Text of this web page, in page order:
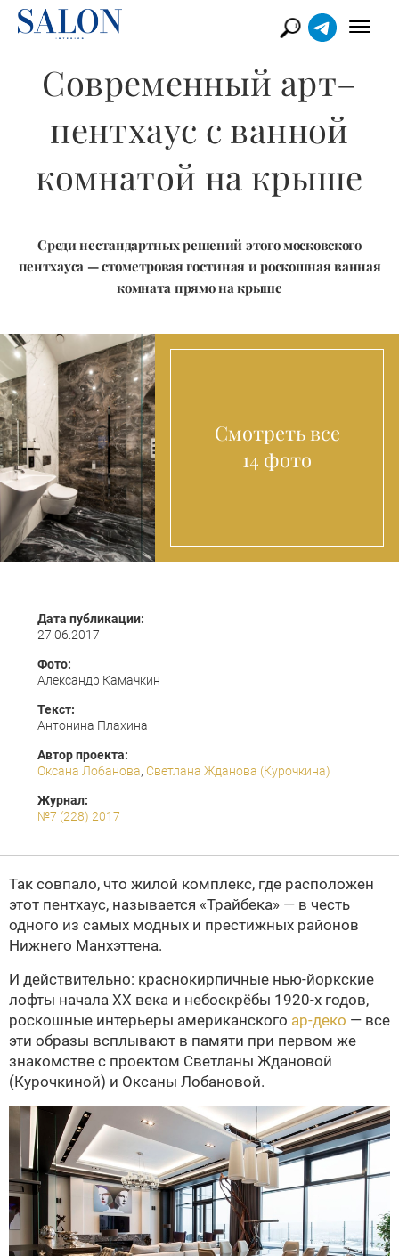
Современный арт–
пентхаус с ванной
комнатой на крыше
Среди нестандартных решений этого московского
пентхауса — стометровая гостиная и роскошная ванная
комната прямо на крыше
Смотреть все
14 фото
Дата публикации:
27.06.2017
Фото:
Александр Камачкин
Текст:
Антонина Плахина
Автор проекта:
Оксана Лобанова, Светлана Жданова (Курочкина)
Журнал:
№7 (228) 2017
Так совпало, что жилой комплекс, где расположен
этот пентхаус, называется «Трайбека» — в честь
одного из самых модных и престижных районов
Нижнего Манхэттена.
И действительно: краснокирпичные нью-йоркские
лофты начала ХХ века и небоскрёбы 1920-х годов,
роскошные интерьеры американского ар-деко — все
эти образы всплывают в памяти при первом же
знакомстве с проектом Светланы Ждановой
(Курочкиной) и Оксаны Лобановой.